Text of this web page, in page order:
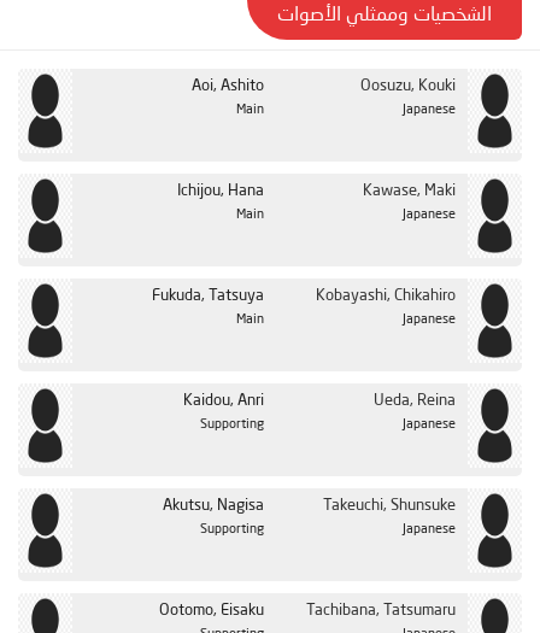
الشخصيات وممثلي الأصوات
Aoi, Ashito
Main
Oosuzu, Kouki
Japanese
Ichijou, Hana
Main
Kawase, Maki
Japanese
Fukuda, Tatsuya
Main
Kobayashi, Chikahiro
Japanese
Kaidou, Anri
Supporting
Ueda, Reina
Japanese
Akutsu, Nagisa
Supporting
Takeuchi, Shunsuke
Japanese
Ootomo, Eisaku Tachibana, Tatsumaru